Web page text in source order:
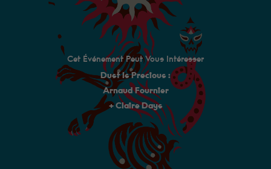
Cet Événement Peut Vous Intéresser
Dust Is Precious :
Arnaud Fournier
+ Claire Days